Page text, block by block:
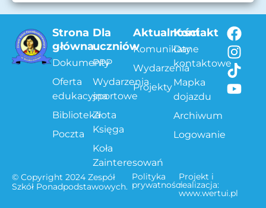
Strona
główna
Dokumenty
Oferta
edukacyjna
Biblioteka
Poczta
Dla
uczniów
PPP
Wydarzenia
sportowe
Złota
Księga
Koła
Zainteresowań
Aktualności
Komunikaty
Wydarzenia
Projekty
Kontakt
Dane
kontaktowe
Mapka
dojazdu
Archiwum
Logowanie
© Copyright 2024 Zespół
Szkół Ponadpodstawowych.
Polityka
prywatności
Projekt i
realizacja:
www.wertui.pl